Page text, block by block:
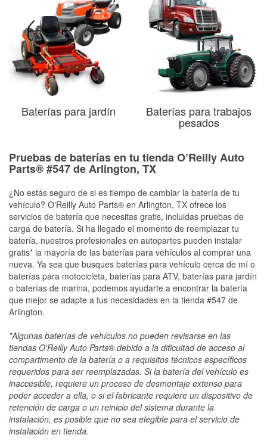
Baterías para jardín Baterías para trabajos
pesados
Pruebas de baterías en tu tienda O’Reilly Auto
Parts® #547 de Arlington, TX
¿No estás seguro de si es tiempo de cambiar la batería de tu
vehículo? O'Reilly Auto Parts® en Arlington, TX ofrece los
servicios de batería que necesitas gratis, incluidas pruebas de
carga de batería. Si ha llegado el momento de reemplazar tu
batería, nuestros profesionales en autopartes pueden instalar
gratis* la mayoría de las baterías para vehículos al comprar una
nueva. Ya sea que busques baterías para vehículo cerca de mí o
baterías para motocicleta, baterías para ATV, baterías para jardín
o baterías de marina, podemos ayudarte a encontrar la batería
que mejor se adapte a tus necesidades en la tienda #547 de
Arlington.
*Algunas baterías de vehículos no pueden revisarse en las
tiendas O'Reilly Auto Parts® debido a la dificultad de acceso al
compartimento de la batería o a requisitos técnicos específicos
requeridos para ser reemplazadas. Si la batería del vehículo es
inaccesible, requiere un proceso de desmontaje extenso para
poder acceder a ella, o si el fabricante requiere un dispositivo de
retención de carga o un reinicio del sistema durante la
instalación, es posible que no sea elegible para el servicio de
instalación en tienda.